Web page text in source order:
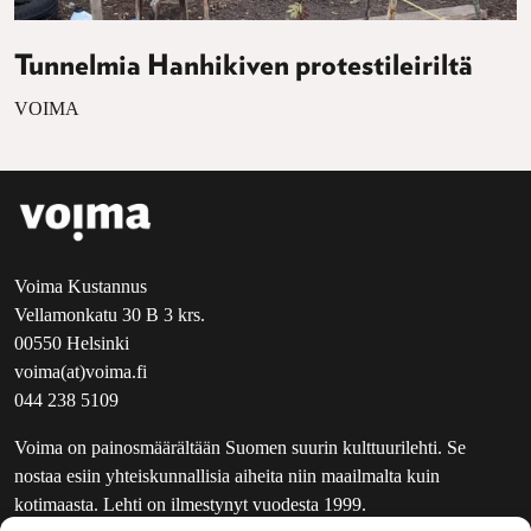
Tunnelmia Hanhikiven protestileiriltä
VOIMA
Voima Kustannus
Vellamonkatu 30 B 3 krs.
00550 Helsinki
voima(at)voima.fi
044 238 5109
Voima on painosmäärältään Suomen suurin kulttuurilehti. Se
nostaa esiin yhteiskunnallisia aiheita niin maailmalta kuin
kotimaasta. Lehti on ilmestynyt vuodesta 1999.